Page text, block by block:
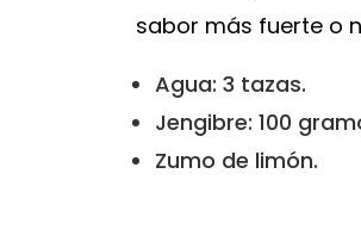
sabor más fuerte o
Agua: 3 tazas.
Jengibre: 100
Zumo de limón.